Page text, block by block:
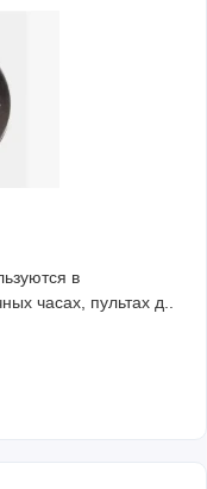
в
часах, пультах д..